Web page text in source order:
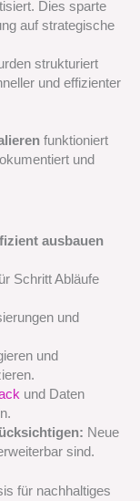
Dies sparte
auf strategische
strukturiert
und effizienter
funktioniert
und
ausbauen
Schritt Abläufe
und
und
und Daten
Neue
sind.
für nachhaltiges